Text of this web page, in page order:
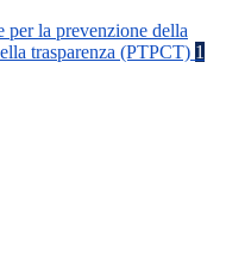
per la prevenzione della
trasparenza (PTPCT) 1